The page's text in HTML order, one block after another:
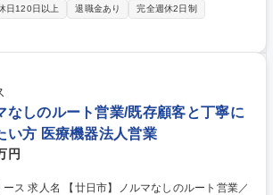
寧に指導いたしますので、これまでの経理経験を
適な環境です。 ■売上・支払管理、入
一般事務の遂行 ■月末の伝票処理業務（大阪本社
） ■従業員の給与等の計算、その他付随する各種
には十分な時間を確保しているため、安心してス
立てた予定に沿って計画的に進められるお仕事で
新工場へ移転を予定しています。 【業務内容の変
間休日127日
活かせる
日120日以上 退職金あり
完全週休2日制
なしのルート営業/既存顧客と丁寧に
い方 医療機器法人営業
円
ルート営業／